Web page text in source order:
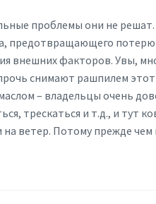
проблемы они не решат.
предотвращающего
внешних факторов. Увы,
снимают рашпилем
– владельцы очень
трескаться и т.д., и тут
ветер. Потому прежде чем